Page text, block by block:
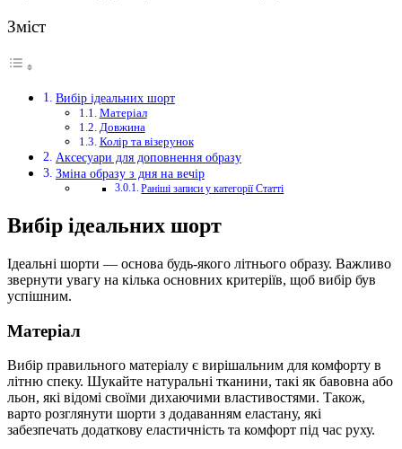
Зміст
Вибір ідеальних шорт
Матеріал
Довжина
Колір та візерунок
Аксесуари для доповнення образу
Зміна образу з дня на вечір
Раніші записи у категорії Статті
Вибір ідеальних шорт
Ідеальні шорти — основа будь-якого літнього образу. Важливо
звернути увагу на кілька основних критеріїв, щоб вибір був
успішним.
Матеріал
Вибір правильного матеріалу є вирішальним для комфорту в
літню спеку. Шукайте натуральні тканини, такі як бавовна або
льон, які відомі своїми дихаючими властивостями. Також,
варто розглянути шорти з додаванням еластану, які
забезпечать додаткову еластичність та комфорт під час руху.